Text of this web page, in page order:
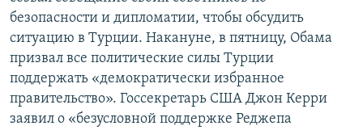
безопасности и дипломатии, чтобы обсудить
ситуацию в Турции. Накануне, в пятницу, Обама
призвал все политические силы Турции
поддержать «демократически избранное
правительство». Госсекретарь США Джон Керри
заявил о «безусловной поддержке Реджепа